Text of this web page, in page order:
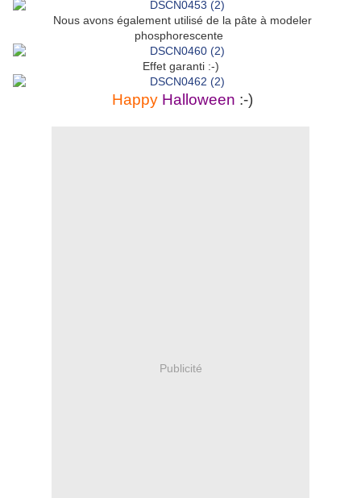
Nous avons également utilisé de la pâte à modeler
phosphorescente
Effet garanti :-)
HappyHalloween :-)
Publicité